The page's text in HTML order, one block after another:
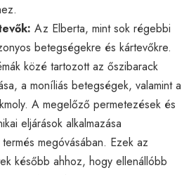
Az Elberta, mint sok régebbi
betegségekre és kártevőkre.
közé tartozott az őszibarack
, a moníliás betegségek, valamint a
A megelőző permetezések és
eljárások alkalmazása
megóvásában. Ezek az
később ahhoz, hogy ellenállóbb